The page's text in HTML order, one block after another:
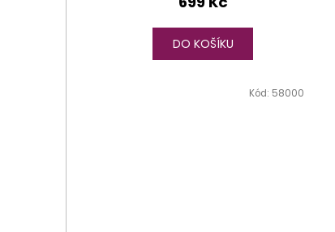
DO KOŠÍKU
Kód: 58000